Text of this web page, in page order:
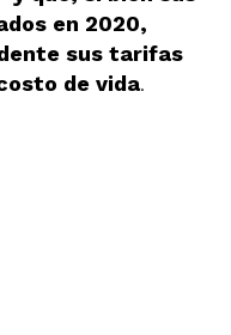
en 2020,
sus tarifas
de vida.